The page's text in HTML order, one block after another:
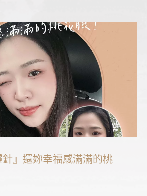
針』還妳幸福感滿滿的桃